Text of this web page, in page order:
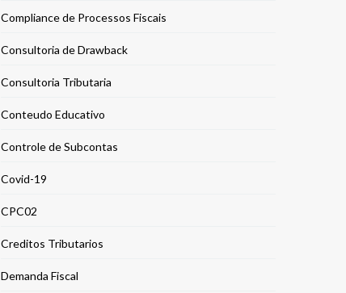
Compliance de Processos Fiscais
Consultoria de Drawback
Consultoria Tributaria
Conteudo Educativo
Controle de Subcontas
Covid-19
CPC02
Creditos Tributarios
Demanda Fiscal